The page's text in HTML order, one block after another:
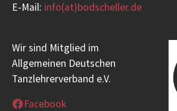
E-Mail: info(at)bodscheller.de
Wir sind Mitglied im
Allgemeinen Deutschen
Tanzlehrerverband e.V.
Facebook